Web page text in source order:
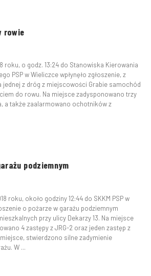
rowie
roku, o godz. 13:24 do Stanowiska Kierowania
PSP w Wieliczce wpłynęło zgłoszenie, z
jednej z dróg z miejscowości Grabie samochód
do rowu. Na miejsce zadysponowano trzy
a także zaalarmowano ochotników z
podziemnym
roku, około godziny 12:44 do SKKM PSP w
o pożarze w garażu podziemnym
przy ulicy Dekarzy 13. Na miejsce
4 zastępy z JRG-2 oraz jeden zastęp z
stwierdzono silne zadymienie
W ...